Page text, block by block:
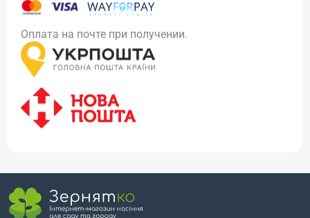
Оплата на почте при получении.